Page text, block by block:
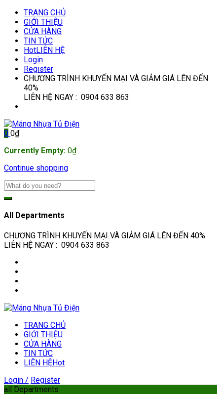
TRANG CHỦ
GIỚI THIỆU
CỬA HÀNG
TIN TỨC
HotLIÊN HỆ
Login
Register
CHƯƠNG TRÌNH KHUYẾN MẠI VÀ GIẢM GIÁ LÊN ĐẾN
40%
LIÊN HỆ NGAY : 0904 633 863
0 0₫
Currently Empty: 0₫
Continue shopping
All Departments
CHƯƠNG TRÌNH KHUYẾN MẠI VÀ GIẢM GIÁ LÊN ĐẾN 40%
LIÊN HỆ NGAY : 0904 633 863
TRANG CHỦ
GIỚI THIỆU
CỬA HÀNG
TIN TỨC
LIÊN HỆHot
Login / Register
all Departments